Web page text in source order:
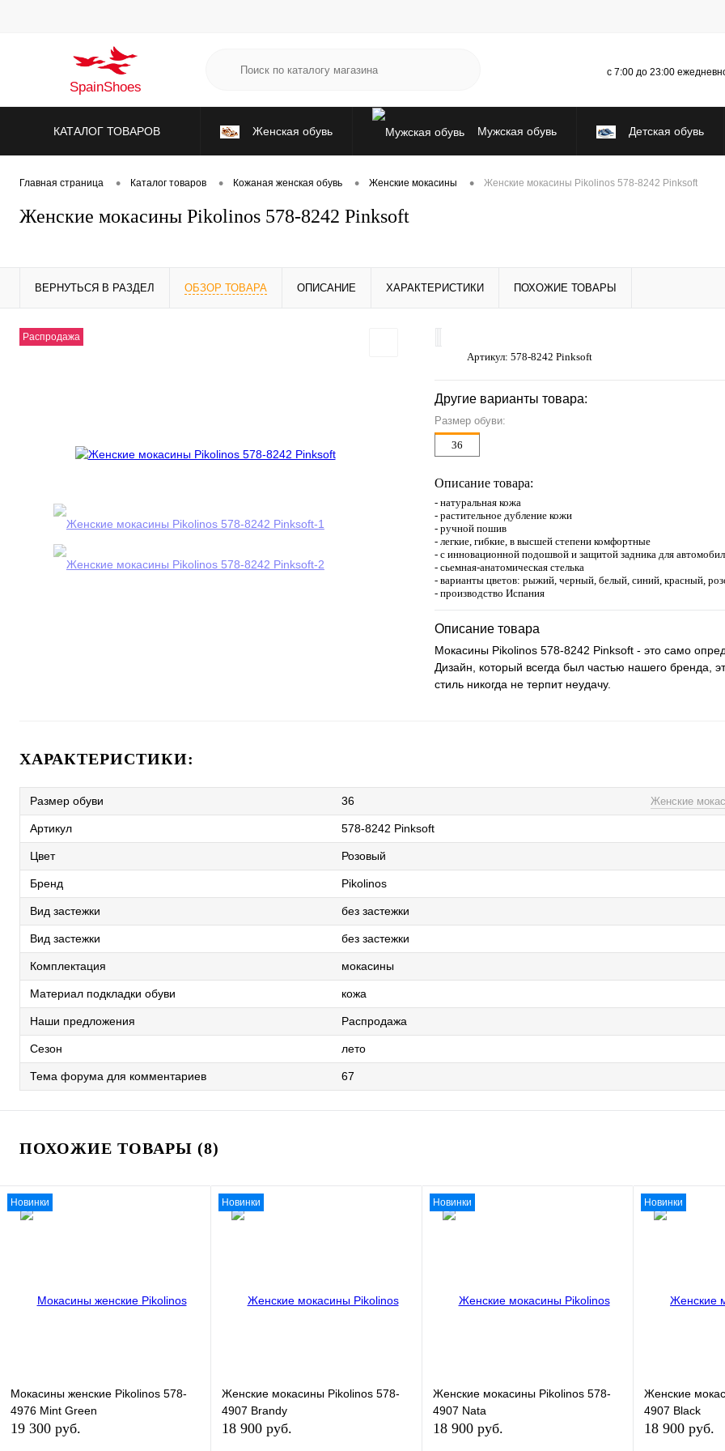
SpainShoes
с 7:00 до 23:00
КАТАЛОГ ТОВАРОВ Женская обувь Мужская обувь Детская обувь
Испанская ликвидация
Главная страница • Каталог товаров • Кожаная женская обувь • Женские мокасины • Женские мокасины Pikolinos 578-8242 Pinksoft
Женские мокасины Pikolinos 578-8242 Pinksoft
ВЕРНУТЬСЯ В РАЗДЕЛ ОБЗОР ТОВАРА ОПИСАНИЕ ХАРАКТЕРИСТИКИ ПОХОЖИЕ ТОВАРЫ
Распродажа
Артикул: 578-8242 Pinksoft
Другие варианты товара:
Размер обуви:
36
Описание товара:
- натуральная кожа
- растительное дубление кожи
- ручной пошив
- легкие, гибкие, в высшей степени комфортные
- с инновационной подошвой и защитой задника для
- сьемная-анатомическая стелька
- варианты цветов: рыжий, черный, белый, синий, красный,
- производство Испания
Описание товара
Мокасины Pikolinos 578-8242 Pinksoft - это само
Дизайн, который всегда был частью нашего бренда,
стиль никогда не терпит неудачу.
ХАРАКТЕРИСТИКИ:
Размер обуви 36 Женские
Артикул 578-8242 Pinksoft
Цвет Розовый
Бренд Pikolinos
Вид застежки без застежки
Вид застежки без застежки
Комплектация мокасины
Материал подкладки обуви кожа
Наши предложения Распродажа
Сезон лето
Тема форума для комментариев 67
ПОХОЖИЕ ТОВАРЫ (8)
Новинки
Мокасины женские Pikolinos 578-
4976 Mint Green
19 300 руб.
Новинки
Женские мокасины Pikolinos 578-
4907 Brandy
18 900 руб.
Новинки
Женские мокасины Pikolinos 578-
4907 Nata
18 900 руб.
Новинки
Женские
4907 Black
18 900 руб.